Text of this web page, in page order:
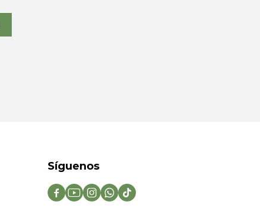
Síguenos
    